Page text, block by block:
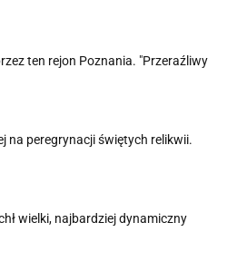
ten rejon Poznania. "Przeraźliwy
na peregrynacji świętych relikwii.
wielki, najbardziej dynamiczny